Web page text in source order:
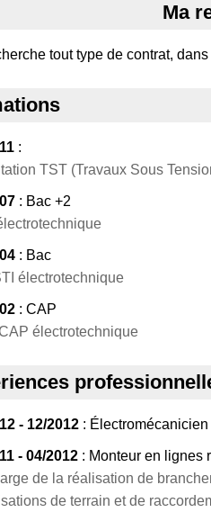
Ma
tout type de contrat,
:
TST (Travaux Sous
: Bac +2
: Bac
électrotechnique
: CAP
électrotechnique
- 12/2012 :
- 04/2012 : Monteur en lignes
de la réalisation de
de terrain et de